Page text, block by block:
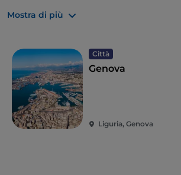
godersi una passeggiata, curiosare
Soziglia, si attraversano i caruggi
nei quali deviare per perdersi tra
dischi usati, negozietti, piccoli
botteghe artigiane.
Mostra di più
Città
Genova
Liguria, Genova